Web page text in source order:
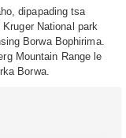
dipapading tsa
National park
Borwa Bophirima.
Mountain Range le
Borwa.